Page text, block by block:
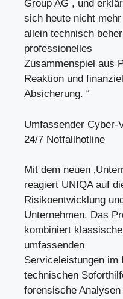
Group AG , und
sich heute nicht mehr
allein technisch
professionelles
Zusammenspiel aus
Reaktion und
Absicherung. “
Umfassender Cyber-
24/7 Notfallhotline
Mit dem neuen
reagiert UNIQA auf
Risikoentwicklung
Unternehmen. Das
kombiniert
umfassenden
Serviceleistungen im
technischen
forensische